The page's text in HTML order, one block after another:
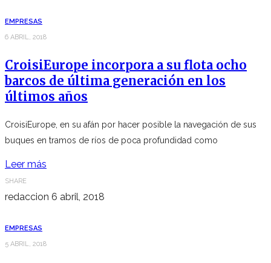
EMPRESAS
6 ABRIL, 2018
CroisiEurope incorpora a su flota ocho
barcos de última generación en los
últimos años
CroisiEurope, en su afán por hacer posible la navegación de sus
buques en tramos de ríos de poca profundidad como
Leer más
SHARE
redaccion 6 abril, 2018
EMPRESAS
5 ABRIL, 2018